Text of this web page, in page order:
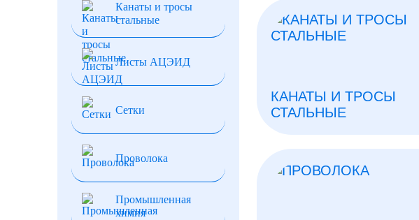
КАНАТЫ И ТРОСЫ
СТАЛЬНЫЕ
Канаты и тросы
стальные
Листы АЦЭИД
Сетки
Проволока
Промышленная
химия